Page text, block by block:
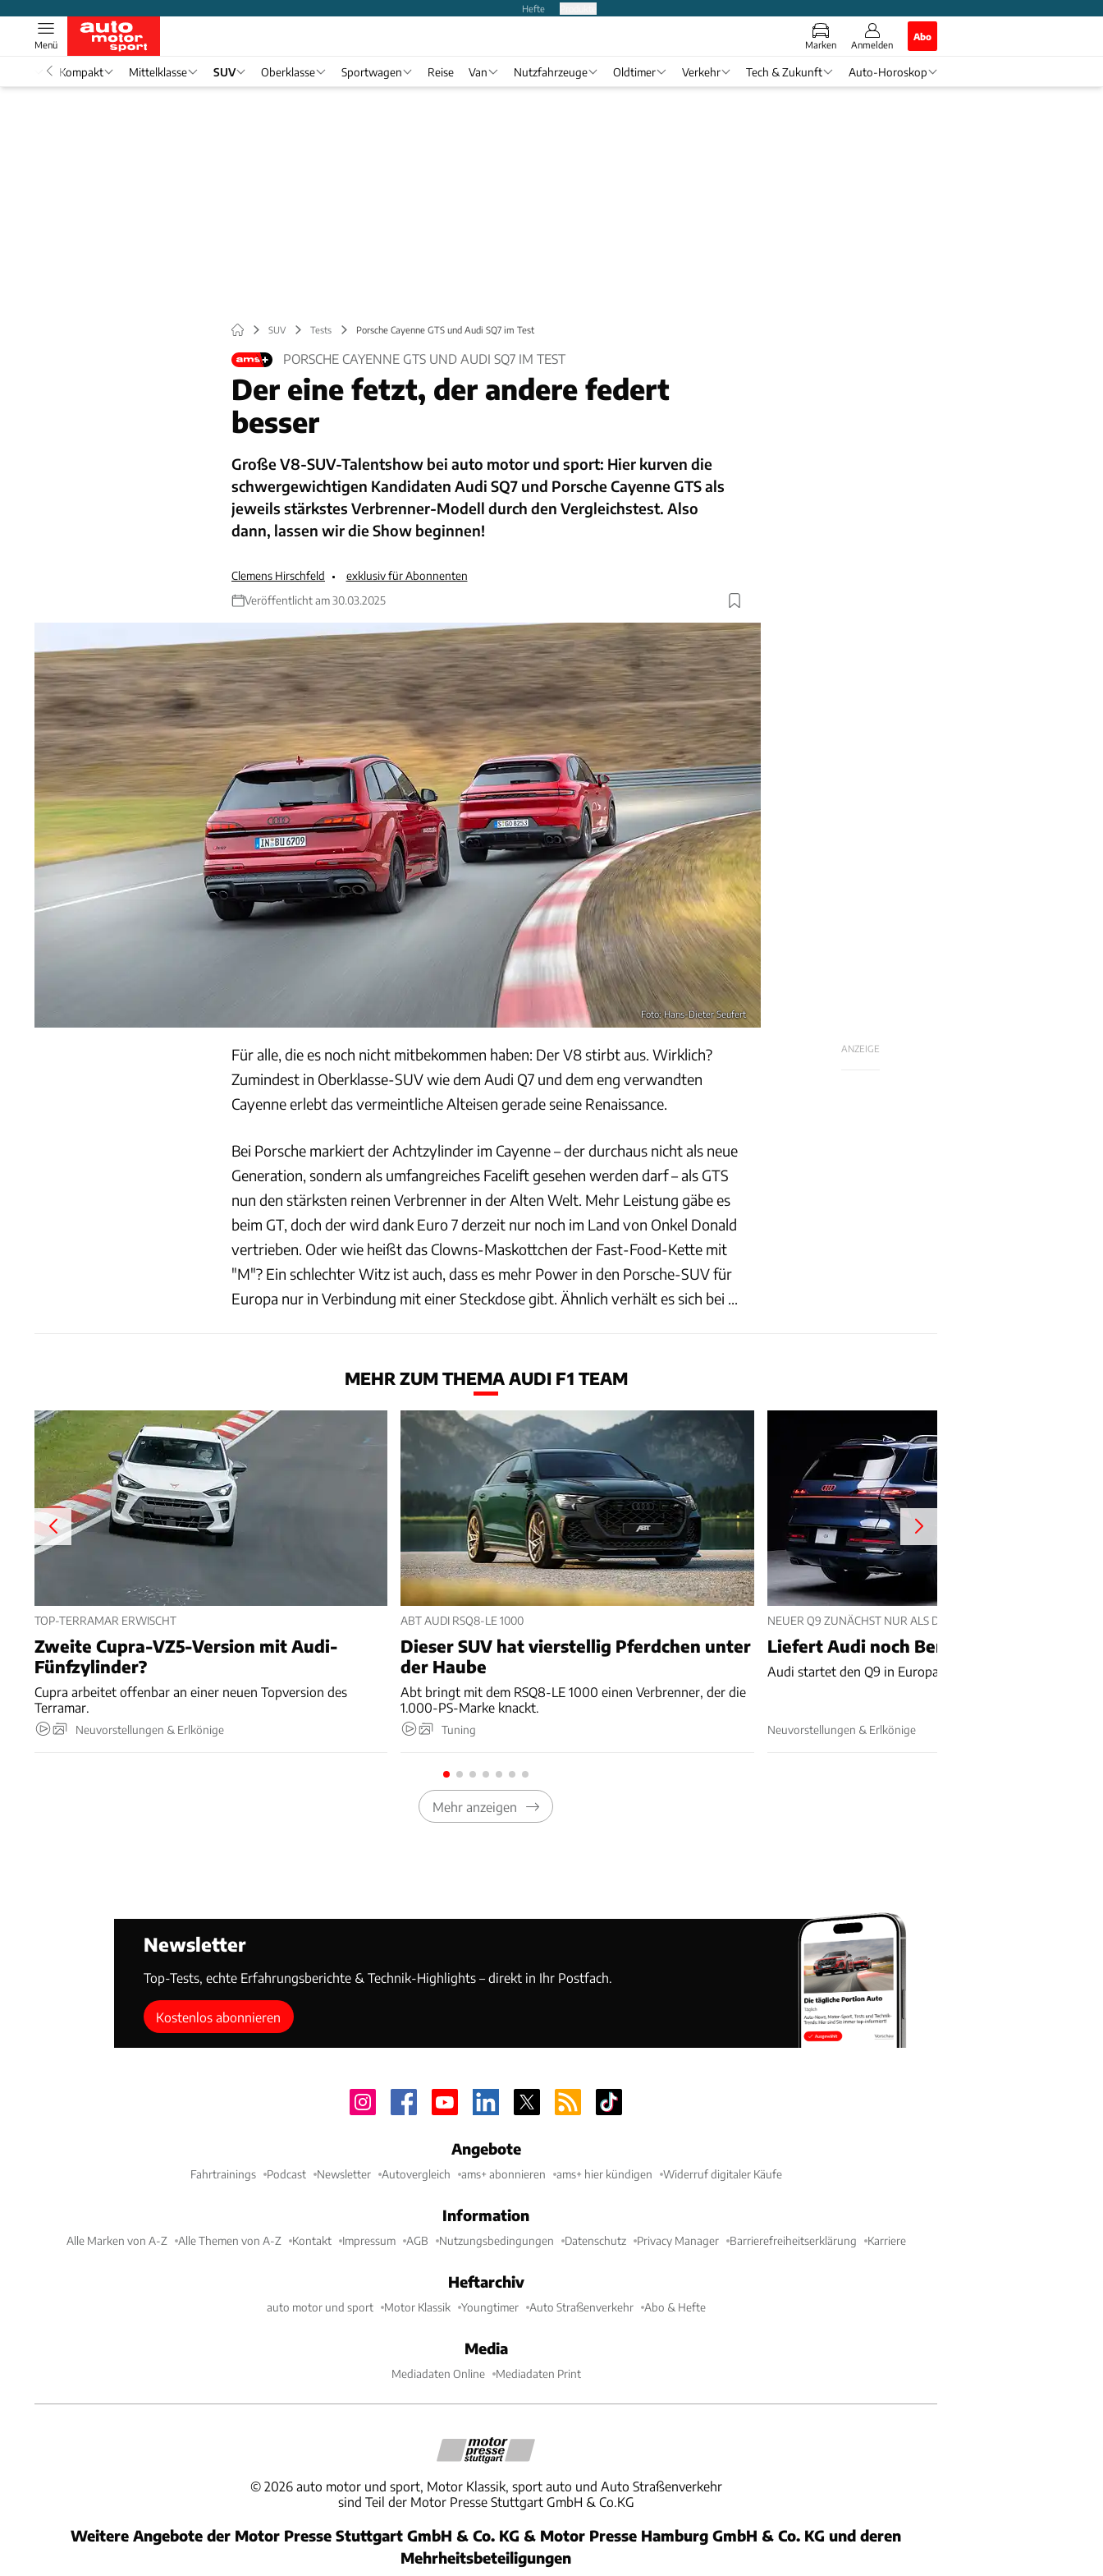
Hefte
Marken Anmelden
Abo
Menü
Kompakt Mittelklasse SUV Oberklasse Sportwagen Reise Van Nutzfahrzeuge Oldtimer Verkehr Tech & Zukunft Auto-Horoskop
SUV Tests Porsche Cayenne GTS und Audi SQ7 im Test
PORSCHE CAYENNE GTS UND AUDI SQ7 IM TEST
Der eine fetzt, der andere federt
besser
Große V8-SUV-Talentshow bei auto motor und sport: Hier kurven die
schwergewichtigen Kandidaten Audi SQ7 und Porsche Cayenne GTS als
jeweils stärkstes Verbrenner-Modell durch den Vergleichstest. Also
dann, lassen wir die Show beginnen!
Clemens Hirschfeld
exklusiv für Abonnenten
Veröffentlicht am 30.03.2025
Foto: Hans-Dieter Seufert
ANZEIGE
Für alle, die es noch nicht mitbekommen haben: Der V8 stirbt aus. Wirklich?
Zumindest in Oberklasse-SUV wie dem Audi Q7 und dem eng verwandten
Cayenne erlebt das vermeintliche Alteisen gerade seine Renaissance.
Bei Porsche markiert der Achtzylinder im Cayenne – der durchaus nicht als neue
Generation, sondern als umfangreiches Facelift gesehen werden darf – als GTS
nun den stärksten reinen Verbrenner in der Alten Welt. Mehr Leistung gäbe es
beim GT, doch der wird dank Euro 7 derzeit nur noch im Land von Onkel Donald
vertrieben. Oder wie heißt das Clowns-Maskottchen der Fast-Food-Kette mit
"M"? Ein schlechter Witz ist auch, dass es mehr Power in den Porsche-SUV für
Europa nur in Verbindung mit einer Steckdose gibt. Ähnlich verhält es sich bei ...
MEHR ZUM THEMA AUDI F1 TEAM
TOP-TERRAMAR ERWISCHT
Zweite Cupra-VZ5-Version mit Audi-
Fünfzylinder?
Cupra arbeitet offenbar an einer neuen Topversion des
Terramar.
Neuvorstellungen & Erlkönige
ABT AUDI RSQ8-LE 1000
Dieser SUV hat vierstellig Pferdchen unter
der Haube
Abt bringt mit dem RSQ8-LE 1000 einen Verbrenner, der die
1.000-PS-Marke knackt.
Tuning
NEUER Q9 ZUNÄCHST NUR ALS DIESEL
Liefert Audi noch Benziner nach?
Audi startet den Q9 in Europa – mit Diesel statt Benziner.
Neuvorstellungen & Erlkönige
Mehr anzeigen
Newsletter
Top-Tests, echte Erfahrungsberichte & Technik-Highlights – direkt in Ihr Postfach.
Kostenlos abonnieren
Angebote
Fahrtrainings Podcast Newsletter Autovergleich ams+ abonnieren ams+ hier kündigen Widerruf digitaler Käufe
Information
Alle Marken von A-Z Alle Themen von A-Z Kontakt Impressum AGB Nutzungsbedingungen Datenschutz Privacy Manager Barrierefreiheitserklärung Karriere
Heftarchiv
auto motor und sport Motor Klassik Youngtimer Auto Straßenverkehr Abo & Hefte
Media
Mediadaten Online Mediadaten Print
© 2026 auto motor und sport, Motor Klassik, sport auto und Auto Straßenverkehr
sind Teil der Motor Presse Stuttgart GmbH & Co.KG
Weitere Angebote der Motor Presse Stuttgart GmbH & Co. KG & Motor Presse Hamburg GmbH & Co. KG und deren
Mehrheitsbeteiligungen